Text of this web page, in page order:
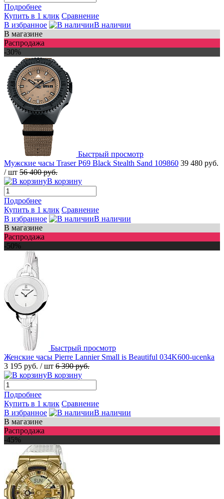
Подробнее
Купить в 1 клик Сравнение
В избранное
В наличии
В магазине
Распродажа
-30%
Быстрый просмотр
Мужские часы Traser P69 Black Stealth Sand 109860 39 480 руб.
/ шт 56 400 руб.
В корзину
Подробнее
Купить в 1 клик Сравнение
В избранное
В наличии
В магазине
Распродажа
-50%
Быстрый просмотр
Женские часы Pierre Lannier Small is Beautiful 034K600-ucenka
3 195 руб. / шт 6 390 руб.
В корзину
Подробнее
Купить в 1 клик Сравнение
В избранное
В наличии
В магазине
Распродажа
-45%